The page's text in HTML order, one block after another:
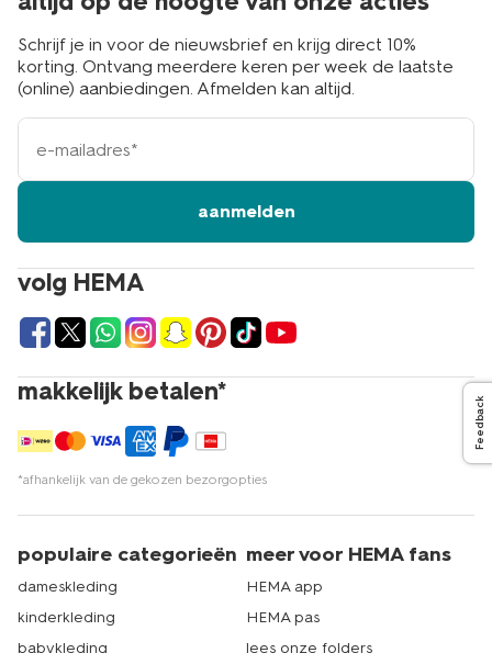
volg HEMA
makkelijk betalen*
*afhankelijk van de gekozen bezorgopties
Schrijf je in voor de nieuwsbrief en krijg direct 10%
korting. Ontvang meerdere keren per week de laatste
(online) aanbiedingen. Afmelden kan altijd.
e-
mailadres
aanmelden
populaire categorieën
dameskleding
kinderkleding
babykleding
meer voor HEMA fans
HEMA app
HEMA pas
lees onze folders
Feedback